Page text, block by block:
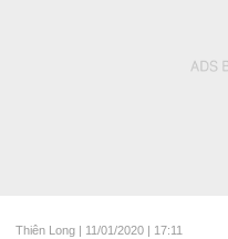
Thiên Long | 11/01/2020 | 17:11